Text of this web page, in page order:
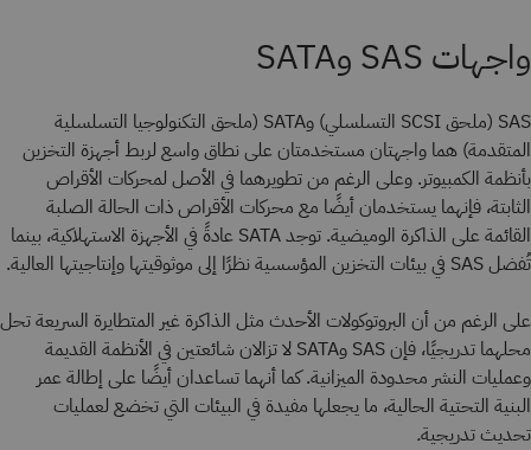
واجهات SAS وSATA
SAS (ملحق SCSI التسلسلي) وSATA (ملحق التكنولوجيا التسلسلية
المتقدمة) هما واجهتان مستخدمتان على نطاق واسع لربط أجهزة التخزين
بأنظمة الكمبيوتر. وعلى الرغم من تطويرهما في الأصل لمحركات الأقراص
الثابتة، فإنهما يستخدمان أيضًا مع محركات الأقراص ذات الحالة الصلبة
القائمة على الذاكرة الوميضية. توجد SATA عادةً في الأجهزة الاستهلاكية، بينما
تُفضل SAS في بيئات التخزين المؤسسية نظرًا إلى موثوقيتها وإنتاجيتها العالية.
على الرغم من أن البروتوكولات الأحدث مثل الذاكرة غير المتطايرة السريعة تحل
محلهما تدريجيًا، فإن SAS وSATA لا تزالان شائعتين في الأنظمة القديمة
وعمليات النشر محدودة الميزانية. كما أنهما تساعدان أيضًا على إطالة عمر
البنية التحتية الحالية، ما يجعلها مفيدة في البيئات التي تخضع لعمليات
تحديث تدريجية.